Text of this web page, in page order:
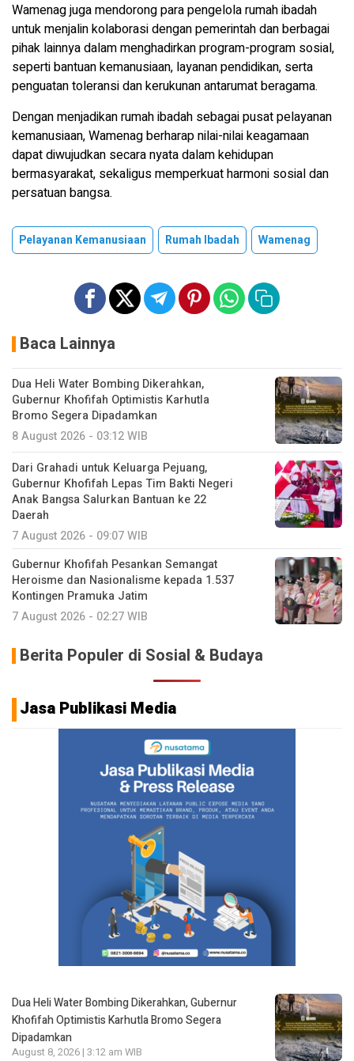
Wamenag juga mendorong para pengelola rumah ibadah
untuk menjalin kolaborasi dengan pemerintah dan berbagai
pihak lainnya dalam menghadirkan program-program sosial,
seperti bantuan kemanusiaan, layanan pendidikan, serta
penguatan toleransi dan kerukunan antarumat beragama.
Dengan menjadikan rumah ibadah sebagai pusat pelayanan
kemanusiaan, Wamenag berharap nilai-nilai keagamaan
dapat diwujudkan secara nyata dalam kehidupan
bermasyarakat, sekaligus memperkuat harmoni sosial dan
persatuan bangsa.
Pelayanan Kemanusiaan Rumah Ibadah Wamenag
Baca Lainnya
Dua Heli Water Bombing Dikerahkan,
Gubernur Khofifah Optimistis Karhutla
Bromo Segera Dipadamkan
8 August 2026 - 03:12 WIB
Dari Grahadi untuk Keluarga Pejuang,
Gubernur Khofifah Lepas Tim Bakti Negeri
Anak Bangsa Salurkan Bantuan ke 22
Daerah
7 August 2026 - 09:07 WIB
Gubernur Khofifah Pesankan Semangat
Heroisme dan Nasionalisme kepada 1.537
Kontingen Pramuka Jatim
7 August 2026 - 02:27 WIB
Berita Populer di Sosial & Budaya
Jasa Publikasi Media
Dua Heli Water Bombing Dikerahkan, Gubernur
Khofifah Optimistis Karhutla Bromo Segera
Dipadamkan
August 8, 2026 | 3:12 am WIB